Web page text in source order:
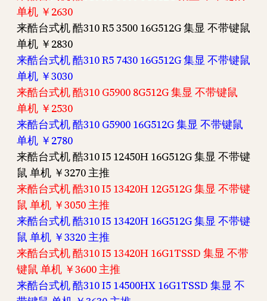
单机 ￥2630
来酷台式机 酷310 R5 3500 16G512G 集显 不带键鼠
单机 ￥2830
来酷台式机 酷310 R5 7430 16G512G 集显 不带键鼠
单机 ￥3030
来酷台式机 酷310 G5900 8G512G 集显 不带键鼠
单机 ￥2530
来酷台式机 酷310 G5900 16G512G 集显 不带键鼠
单机 ￥2780
来酷台式机 酷310 I5 12450H 16G512G 集显 不带键
鼠 单机 ￥3270 主推
来酷台式机 酷310 I5 13420H 12G512G 集显 不带键
鼠 单机 ￥3050 主推
来酷台式机 酷310 I5 13420H 16G512G 集显 不带键
鼠 单机 ￥3320 主推
来酷台式机 酷310 I5 13420H 16G1TSSD 集显 不带
键鼠 单机 ￥3600 主推
来酷台式机 酷310 I5 14500HX 16G1TSSD 集显 不